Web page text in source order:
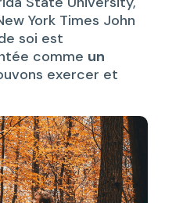
York Times John
soi est
comme un
exercer et